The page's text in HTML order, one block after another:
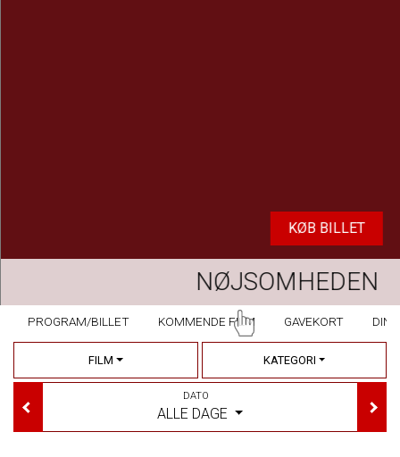
NØJSOMHEDEN
KØB BILLET
PROGRAM/BILLET KOMMENDE FILM GAVEKORT
FILM KATEGORI
DATO
ALLE DAGE